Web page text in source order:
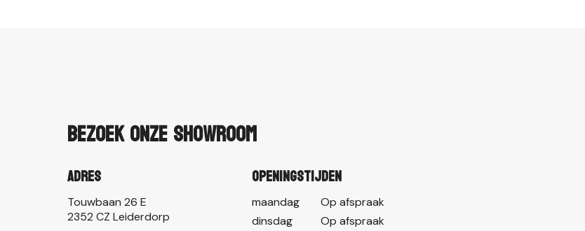
Bezoek onze showroom
Adres
Touwbaan 26 E
2352 CZ Leiderdorp
Openingstijden
maandag
Op afspraak
dinsdag
Op afspraak